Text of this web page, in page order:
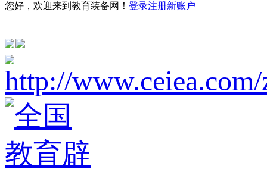
您好，欢迎来到教育装备网！ 登录注册新账户